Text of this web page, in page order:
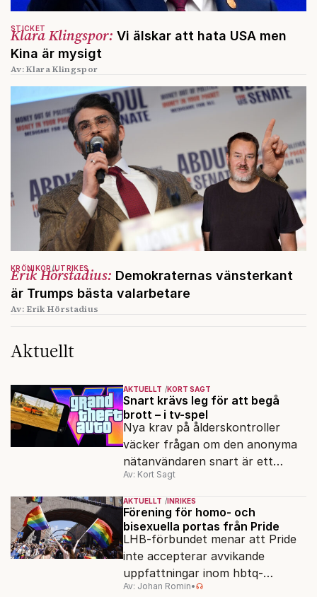
Klara Klingspor: Vi älskar att hata USA men
Kina är mysigt
STICKET
Av: Klara Klingspor
Erik Hörstadius: Demokraternas vänsterkant
är Trumps bästa valarbetare
KRÖNIKOR UTRIKES
Av: Erik Hörstadius
Aktuellt
AKTUELLT KORT SAGT
Snart krävs leg för att begå
brott – i tv-spel
Nya krav på ålderskontroller
väcker frågan om den anonyma
nätanvändaren snart är ett
minne blott.
Av: Kort Sagt
AKTUELLT INRIKES
Förening för homo- och
bisexuella portas från Pride
LHB-förbundet menar att Pride
inte accepterar avvikande
uppfattningar inom hbtq-
rörelsen. "Vi har inga problem
Av: Johan Romin•